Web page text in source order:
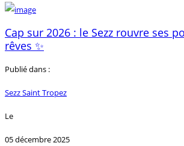
Cap sur 2026 : le Sezz rouvre ses
rêves ✨
Publié dans :
Sezz Saint Tropez
Le
05 décembre 2025